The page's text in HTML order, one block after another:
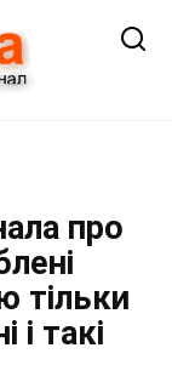
про
тільки
і такі